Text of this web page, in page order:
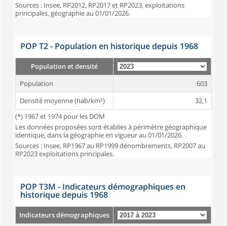
Sources : Insee, RP2012, RP2017 et RP2023, exploitations
principales, géographie au 01/01/2026.
POP T2 - Population en historique depuis 1968
Population et densité
Population
603
Densité moyenne (hab/km²)
32,1
(*) 1967 et 1974 pour les DOM
Les données proposées sont établies à périmètre géographique
identique, dans la géographie en vigueur au 01/01/2026.
Sources : Insee, RP1967 au RP1999 dénombrements, RP2007 au
RP2023 exploitations principales.
POP T3M - Indicateurs démographiques en
historique depuis 1968
Indicateurs démographiques